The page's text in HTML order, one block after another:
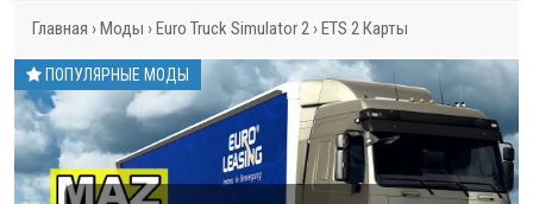
Главная › Моды › Euro Truck Simulator 2 › ETS 2 Карты
ПОПУЛЯРНЫЕ МОДЫ